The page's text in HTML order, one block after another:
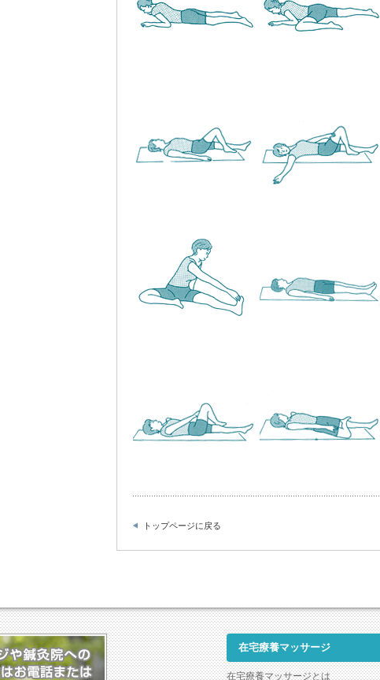
トップページに戻る
在宅療養マッサージ
在宅療養マッサージとは